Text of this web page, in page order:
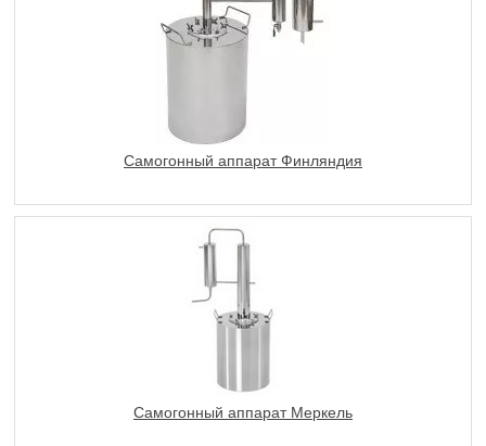
Самогонный аппарат Финляндия
Самогонный аппарат Меркель